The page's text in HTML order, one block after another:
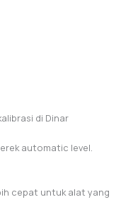
di Dinar
automatic level.
cepat untuk alat yang